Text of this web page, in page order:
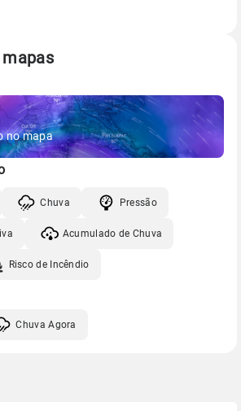
no mapa
Chuva Pressão
Acumulado de Chuva
Risco de Incêndio
Chuva Agora